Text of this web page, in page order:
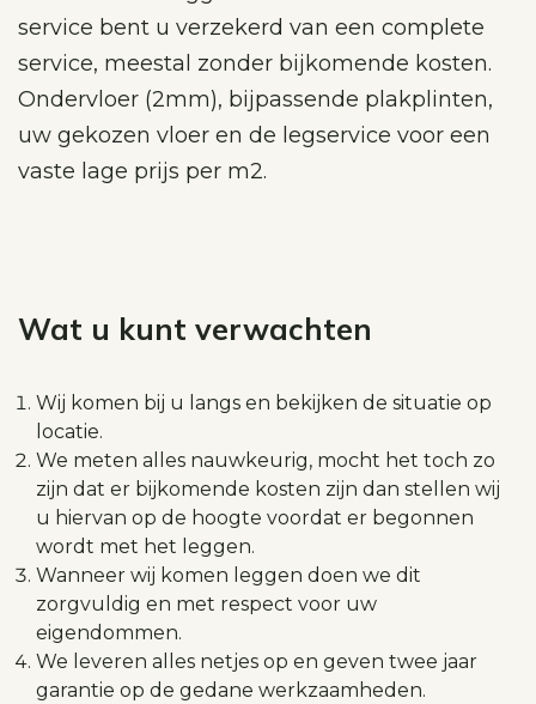
service bent u verzekerd van een complete
service, meestal zonder bijkomende kosten.
Ondervloer (2mm), bijpassende plakplinten,
uw gekozen vloer en de legservice voor een
vaste lage prijs per m2.
Wat u kunt verwachten
Wij komen bij u langs en bekijken de situatie op
locatie.
We meten alles nauwkeurig, mocht het toch zo
zijn dat er bijkomende kosten zijn dan stellen wij
u hiervan op de hoogte voordat er begonnen
wordt met het leggen.
Wanneer wij komen leggen doen we dit
zorgvuldig en met respect voor uw
eigendommen.
We leveren alles netjes op en geven twee jaar
garantie op de gedane werkzaamheden.